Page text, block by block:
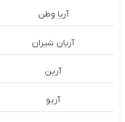
آریا وطن
آریان شیران
آرین
آریو